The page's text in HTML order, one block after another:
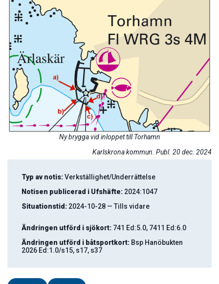
Ny brygga vid inloppet till Torhamn
Karlskrona kommun. Publ. 20 dec. 2024
Typ av notis:Verkställighet/Underrättelse
Notisen publicerad i Ufshäfte: 2024:1047
Situationstid: 2024-10-28 — Tills vidare
Ändringen utförd i sjökort: 741 Ed:5.0, 7411 Ed:6.0
Ändringen utförd i båtsportkort: Bsp Hanöbukten
2026 Ed:1.0/s15, s17, s37